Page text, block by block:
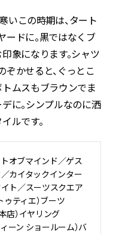
いこの時期は、タート
ドに。黒ではなくブ
象になります。シャツ
かせると、ぐっとこ
ムスもブラウンでま
に。シンプルなのに洒
ルです。
オブマインド／ゲス
／カイタックインター
イト／スーツスクエア
ゥティエ）ブーツ
店）イヤリング
ーン ショールーム）バ